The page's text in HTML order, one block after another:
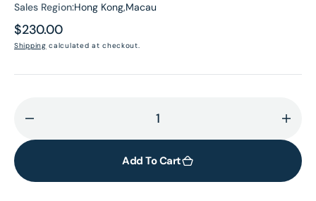
Sales Region:Hong Kong,Macau
Regular
price
$230.00
Shipping calculated at checkout.
quantity
BUZZKILL
for
Add To Cart